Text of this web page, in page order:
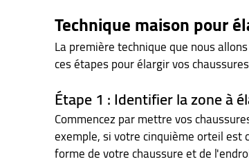
Technique maison pour
La première technique que nous
ces étapes pour élargir vos
Étape 1 : Identifier la zone à
Commencez par mettre vos
exemple, si votre cinquième orteil est
forme de votre chaussure et de